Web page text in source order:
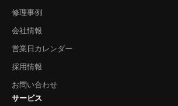
修理事例
会社情報
営業日カレンダー
採用情報
お問い合わせ
サービス